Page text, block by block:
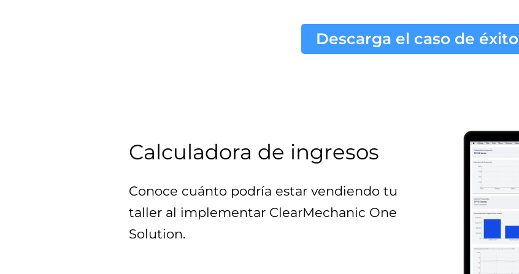
Descarga el caso de éxito
Calculadora de ingresos
Conoce cuánto podría estar vendiendo tu
taller al implementar ClearMechanic One
Solution.